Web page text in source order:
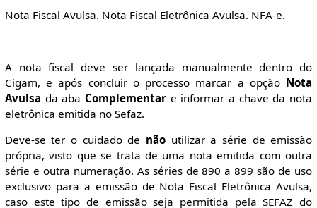
Nota Fiscal Avulsa. Nota Fiscal Eletrônica Avulsa. NFA-e.
A nota fiscal deve ser lançada manualmente dentro do
Cigam, e após concluir o processo marcar a opção Nota
Avulsa da aba Complementare informar a chave da nota
eletrônica emitida no Sefaz.
Deve-se ter o cuidado de não utilizar a série de emissão
própria, visto que se trata de uma nota emitida com outra
série e outra numeração. As séries de 890 a 899 são de uso
exclusivo para a emissão de Nota Fiscal Eletrônica Avulsa,
caso este tipo de emissão seja permitida pela SEFAZ do